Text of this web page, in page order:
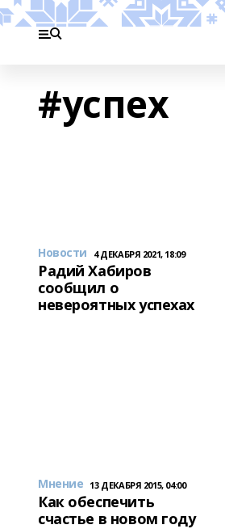
#успех
Новости 4 ДЕКАБРЯ 2021, 18:09
Радий Хабиров
сообщил о
невероятных успехах
Мнение 13 ДЕКАБРЯ 2015, 04:00
Как обеспечить
счастье в новом году